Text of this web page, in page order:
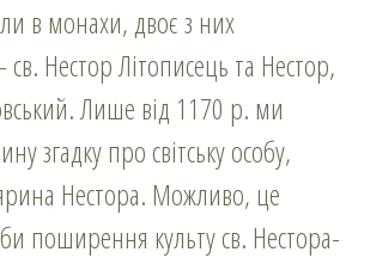
в монахи, двоє з них
Нестор Літописець та Нестор,
Лише від 1170 р. ми
згадку про світську особу,
Нестора. Можливо, це
поширення культу св. Нестора-